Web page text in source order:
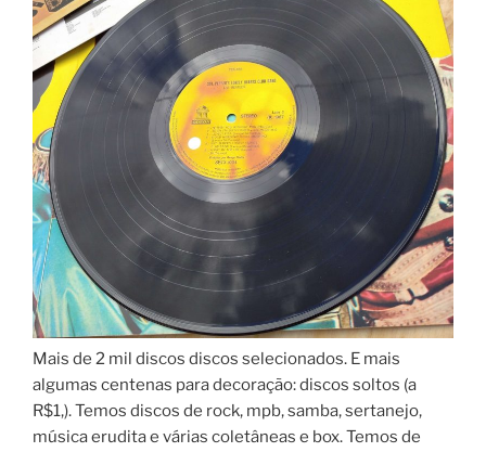
Mais de 2 mil discos discos selecionados. E mais
algumas centenas para decoração: discos soltos (a
R$1,). Temos discos de rock, mpb, samba, sertanejo,
música erudita e várias coletâneas e box. Temos de